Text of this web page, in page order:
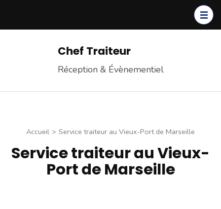
Chef Traiteur
Réception & Évènementiel
Accueil > Service traiteur au Vieux-Port de Marseille
Service traiteur au Vieux-
Port de Marseille